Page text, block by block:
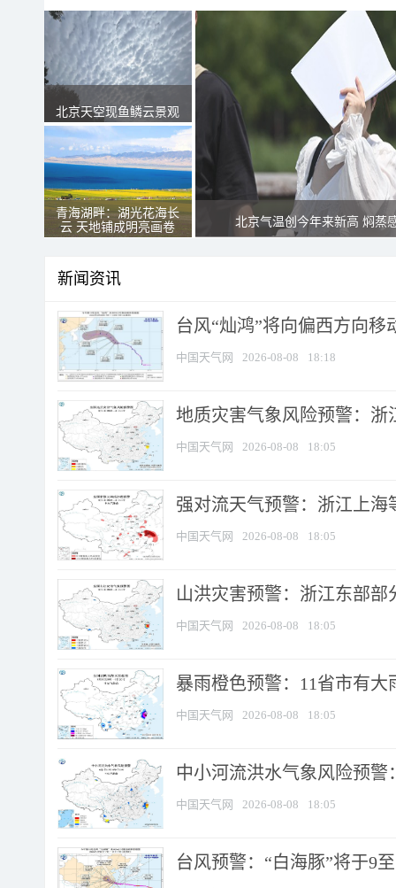
北京天空现鱼鳞云景观
青海湖畔：湖光花海长
云 天地铺成明亮画卷
北京气温创今年来新高 焖蒸
新闻资讯
台风“灿鸿”将向偏西方向移
中国天气网 2026-08-08 18:18
地质灾害气象风险预警：
中国天气网 2026-08-08 18:05
强对流天气预警：浙江上海
中国天气网 2026-08-08 18:05
山洪灾害预警：浙江东部
中国天气网 2026-08-08 18:05
暴雨橙色预警：11省市有
中国天气网 2026-08-08 18:05
中小河流洪水气象风险预
中国天气网 2026-08-08 18:05
台风预警：“白海豚”将于9